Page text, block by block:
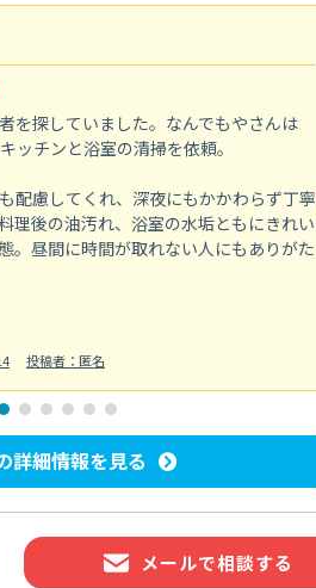
を探していました。なんでもやさんは
ッチンと浴室の清掃を依頼。
配慮してくれ、深夜にもかかわらず丁寧
理後の油汚れ、浴室の水垢ともにきれい
。昼間に時間が取れない人にもありがた
投稿者：匿名
詳細情報を見る
メールで相談する